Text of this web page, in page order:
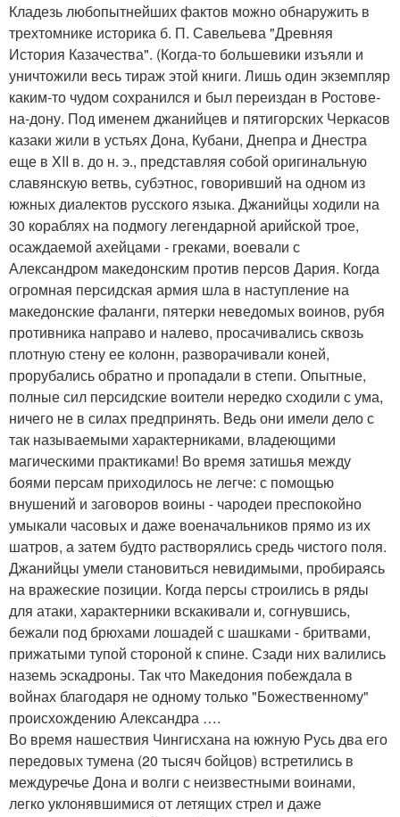
Кладезь любопытнейших фактов можно обнаружить в
трехтомнике историка б. П. Савельева "Древняя
История Казачества". (Когда-то большевики изъяли и
уничтожили весь тираж этой книги. Лишь один экземпляр
каким-то чудом сохранился и был переиздан в Ростове-
на-дону. Под именем джанийцев и пятигорских Черкасов
казаки жили в устьях Дона, Кубани, Днепра и Днестра
еще в XII в. до н. э., представляя собой оригинальную
славянскую ветвь, субэтнос, говоривший на одном из
южных диалектов русского языка. Джанийцы ходили на
30 кораблях на подмогу легендарной арийской трое,
осаждаемой ахейцами - греками, воевали с
Александром македонским против персов Дария. Когда
огромная персидская армия шла в наступление на
македонские фаланги, пятерки неведомых воинов, рубя
противника направо и налево, просачивались сквозь
плотную стену ее колонн, разворачивали коней,
прорубались обратно и пропадали в степи. Опытные,
полные сил персидские воители нередко сходили с ума,
ничего не в силах предпринять. Ведь они имели дело с
так называемыми характерниками, владеющими
магическими практиками! Во время затишья между
боями персам приходилось не легче: с помощью
внушений и заговоров воины - чародеи преспокойно
умыкали часовых и даже военачальников прямо из их
шатров, а затем будто растворялись средь чистого поля.
Джанийцы умели становиться невидимыми, пробираясь
на вражеские позиции. Когда персы строились в ряды
для атаки, характерники вскакивали и, согнувшись,
бежали под брюхами лошадей с шашками - бритвами,
прижатыми тупой стороной к спине. Сзади них валились
наземь эскадроны. Так что Македония побеждала в
войнах благодаря не одному только "Божественному"
происхождению Александра ….
Во время нашествия Чингисхана на южную Русь два его
передовых тумена (20 тысяч бойцов) встретились в
междуречье Дона и волги с неизвестными воинами,
легко уклонявшимися от летящих стрел и даже